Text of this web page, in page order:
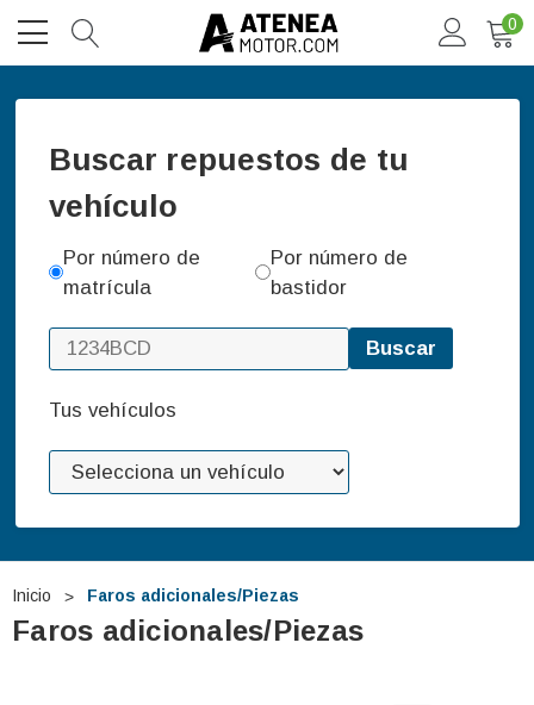
0
Buscar repuestos de tu
vehículo
Por número de
matrícula
Por número de
bastidor
Buscar
Tus vehículos
Inicio Faros adicionales/Piezas
Faros adicionales/Piezas